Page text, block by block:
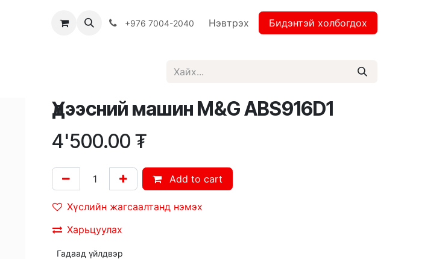
Хямдрал ♻️ Эко шогол+976 7004-2040 Нэвтрэх Бидэнтэй холбогдох
Үдээсний машин M&G ABS916D1
4'500.00 ₮
Add to cart
Хүслийн жагсаалтанд нэмэх
Харьцуулах
Гадаад үйлдвэр